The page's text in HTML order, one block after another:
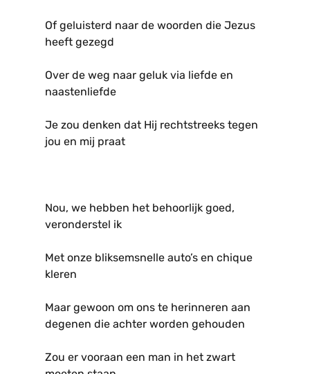
Of geluisterd naar de woorden die Jezus
heeft gezegd
Over de weg naar geluk via liefde en
naastenliefde
Je zou denken dat Hij rechtstreeks tegen
jou en mij praat
Nou, we hebben het behoorlijk goed,
veronderstel ik
Met onze bliksemsnelle auto’s en chique
kleren
Maar gewoon om ons te herinneren aan
degenen die achter worden gehouden
Zou er vooraan een man in het zwart